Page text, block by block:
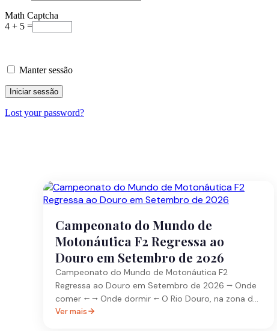
Math Captcha
4 + 5 =
Manter sessão
Lost your password?
Campeonato do Mundo de
Motonáutica F2 Regressa ao
Douro em Setembro de 2026
Campeonato do Mundo de Motonáutica F2
Regressa ao Douro em Setembro de 2026 ⭢ Onde
comer ⭠ ⭢ Onde dormir ⭠ O Rio Douro, na zona de
Peso da Régua, volta a ser palco de um dos
Ver mais